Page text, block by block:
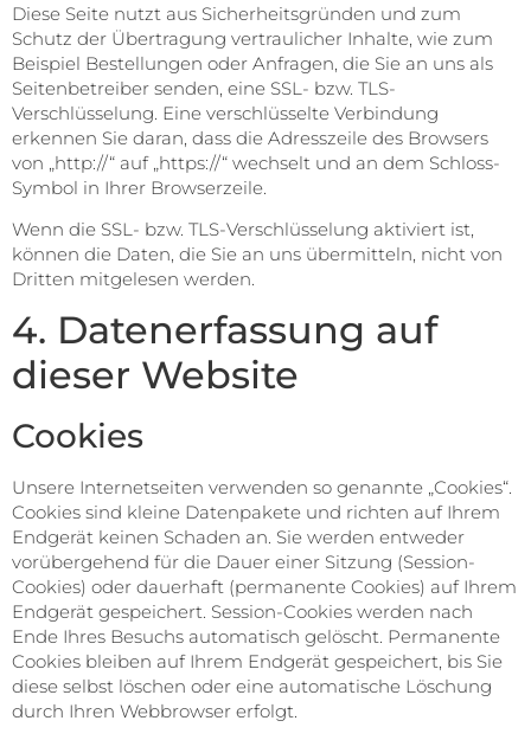
Diese Seite nutzt aus Sicherheitsgründen und zum
Schutz der Übertragung vertraulicher Inhalte, wie zum
Beispiel Bestellungen oder Anfragen, die Sie an uns als
Seitenbetreiber senden, eine SSL- bzw. TLS-
Verschlüsselung. Eine verschlüsselte Verbindung
erkennen Sie daran, dass die Adresszeile des Browsers
von „http://“ auf „https://“ wechselt und an dem Schloss-
Symbol in Ihrer Browserzeile.
Wenn die SSL- bzw. TLS-Verschlüsselung aktiviert ist,
können die Daten, die Sie an uns übermitteln, nicht von
Dritten mitgelesen werden.
4. Datenerfassung auf
dieser Website
Cookies
Unsere Internetseiten verwenden so genannte „Cookies“.
Cookies sind kleine Datenpakete und richten auf Ihrem
Endgerät keinen Schaden an. Sie werden entweder
vorübergehend für die Dauer einer Sitzung (Session-
Cookies) oder dauerhaft (permanente Cookies) auf Ihrem
Endgerät gespeichert. Session-Cookies werden nach
Ende Ihres Besuchs automatisch gelöscht. Permanente
Cookies bleiben auf Ihrem Endgerät gespeichert, bis Sie
diese selbst löschen oder eine automatische Löschung
durch Ihren Webbrowser erfolgt.